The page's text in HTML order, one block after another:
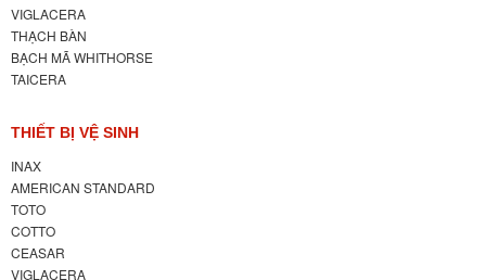
VIGLACERA
THẠCH BÀN
BẠCH MÃ WHITHORSE
TAICERA
THIẾT BỊ VỆ SINH
INAX
AMERICAN STANDARD
TOTO
COTTO
CEASAR
VIGLACERA